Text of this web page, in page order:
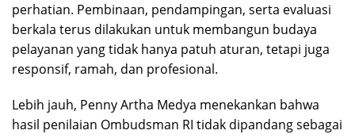
perhatian. Pembinaan, pendampingan, serta evaluasi
berkala terus dilakukan untuk membangun budaya
pelayanan yang tidak hanya patuh aturan, tetapi juga
responsif, ramah, dan profesional.
Lebih jauh, Penny Artha Medya menekankan bahwa
hasil penilaian Ombudsman RI tidak dipandang sebagai